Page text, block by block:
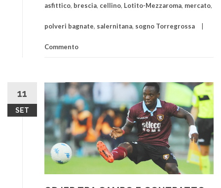
asfittico, brescia, cellino, Lotito-Mezzaroma, mercato,
polveri bagnate, salernitana, sogno Torregrossa
Commento
11
SET